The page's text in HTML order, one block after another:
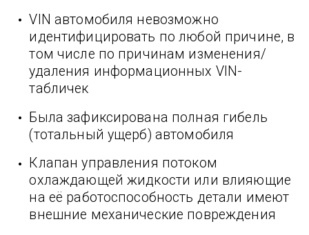
VIN автомобиля невозможно
идентифицировать по любой причине, в
том числе по причинам изменения/
удаления информационных VIN-
табличек
Была зафиксирована полная гибель
(тотальный ущерб) автомобиля
Клапан управления потоком
охлаждающей жидкости или влияющие
на её работоспособность детали имеют
внешние механические повреждения